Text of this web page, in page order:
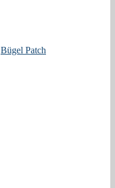
Bügel Patch